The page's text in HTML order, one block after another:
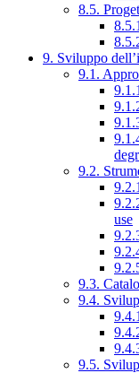
8.5.
9. Sviluppo
9.1.
9.2.
use
9.3.
9.4.
9.5.